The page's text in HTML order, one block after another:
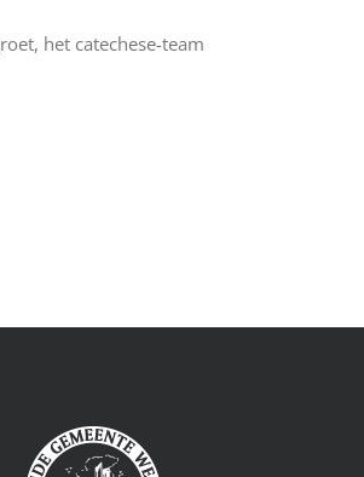
het catechese-team